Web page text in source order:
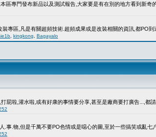
區專門發布新品以及測試報告,大家要是有在別的地方看到新奇
專區,凡是有關超頻技術.超頻成果或是改裝相關的資訊,都PO到
kingkong Bagayalo
屁啦,灌水啦,或有好康的事情要分享,甚至是廠商要打廣告...,都
.事.物,但是千萬不要PO色情或是噁心的圖,至於一些搞笑或亂